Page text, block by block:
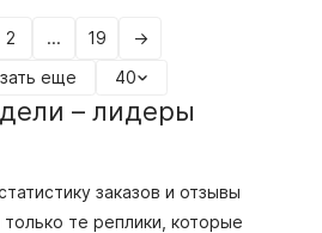
2 ... 19
→
еще
40
– лидеры
заказов и отзывы
те реплики, которые